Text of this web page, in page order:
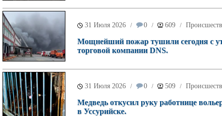
31 Июля 2026 / 0 / 609 /
Мощнейший пожар тушили сегодня с
торговой компании DNS.
31 Июля 2026 / 0 / 509 /
Медведь откусил руку работнице
в Уссурийске.